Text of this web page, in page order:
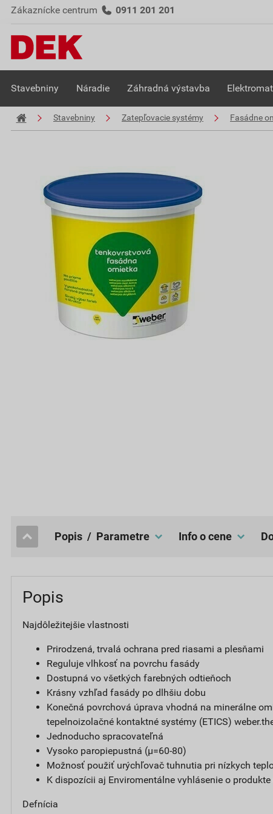
Zákaznícke centrum 0911 201 201
Stavebniny Náradie Záhradná výstavba
Stavebniny Zatepľovacie systémy Fasádne
popis / Parametre Info o cene
Popis
Najdôležitejšie vlastnosti
Prirodzená, trvalá ochrana pred riasami a plesňami
Reguluje vlhkosť na povrchu fasády
Dostupná vo všetkých farebných odtieňoch
Krásny vzhľad fasády po dlhšiu dobu
Konečná povrchová úprava vhodná na minerálne
tepelnoizolačné kontaktné systémy (ETICS)
Jednoducho spracovateľná
Vysoko paropiepustná (µ=60-80)
Možnosť použiť urýchľovač tuhnutia pri nízkych
K dispozícii aj Enviromentálne vyhlásenie o produkte
Defnícia